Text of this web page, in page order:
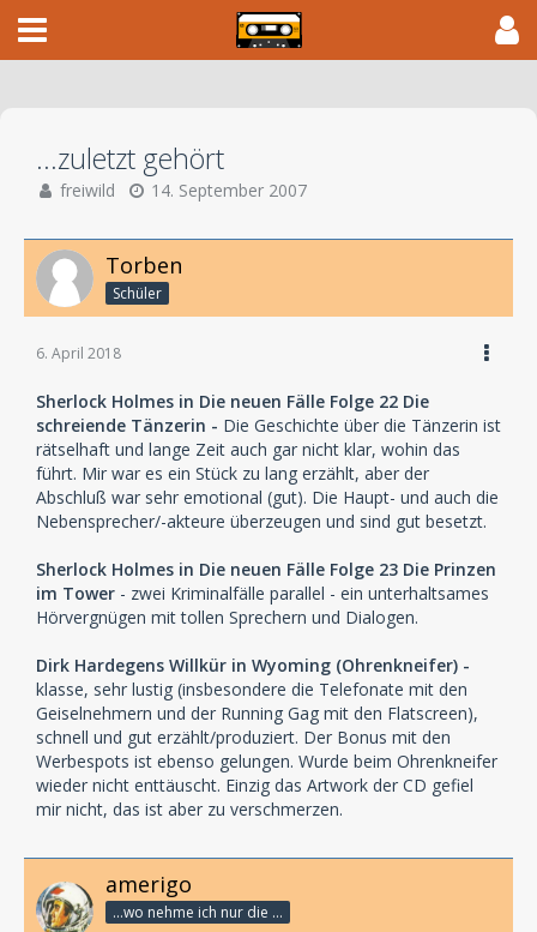
...zuletzt gehört
freiwild 14. September 2007
Torben
Schüler
6. April 2018
Sherlock Holmes in Die neuen Fälle Folge 22 Die
schreiende Tänzerin - Die Geschichte über die Tänzerin ist
rätselhaft und lange Zeit auch gar nicht klar, wohin das
führt. Mir war es ein Stück zu lang erzählt, aber der
Abschluß war sehr emotional (gut). Die Haupt- und auch die
Nebensprecher/-akteure überzeugen und sind gut besetzt.
Sherlock Holmes in Die neuen Fälle Folge 23 Die Prinzen
im Tower - zwei Kriminalfälle parallel - ein unterhaltsames
Hörvergnügen mit tollen Sprechern und Dialogen.
Dirk Hardegens Willkür in Wyoming (Ohrenkneifer) -
klasse, sehr lustig (insbesondere die Telefonate mit den
Geiselnehmern und der Running Gag mit den Flatscreen),
schnell und gut erzählt/produziert. Der Bonus mit den
Werbespots ist ebenso gelungen. Wurde beim Ohrenkneifer
wieder nicht enttäuscht. Einzig das Artwork der CD gefiel
mir nicht, das ist aber zu verschmerzen.
amerigo
...wo nehme ich nur die Zeit her, so vieles nicht zu hören?